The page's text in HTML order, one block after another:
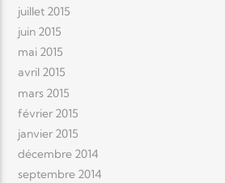
juillet 2015
juin 2015
mai 2015
avril 2015
mars 2015
février 2015
janvier 2015
décembre 2014
septembre 2014